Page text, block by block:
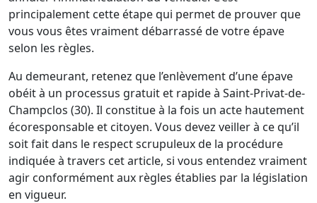
principalement cette étape qui permet de prouver que
vous vous êtes vraiment débarrassé de votre épave
selon les règles.
Au demeurant, retenez que l’enlèvement d’une épave
obéit à un processus gratuit et rapide à Saint-Privat-de-
Champclos (30). Il constitue à la fois un acte hautement
écoresponsable et citoyen. Vous devez veiller à ce qu’il
soit fait dans le respect scrupuleux de la procédure
indiquée à travers cet article, si vous entendez vraiment
agir conformément aux règles établies par la législation
en vigueur.